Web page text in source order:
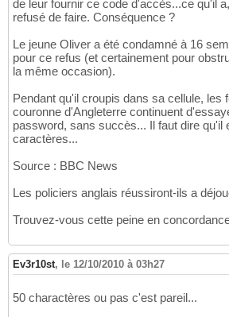
de leur fournir ce code d'accès...ce qu'il
refusé de faire. Conséquence ?
Le jeune Oliver a été condamné à 16
pour ce refus (et certainement pour
la même occasion).
Pendant qu'il croupis dans sa cellule, les
couronne d'Angleterre continuent
password, sans succès... Il faut dire qu'il
caractères...
Source : BBC News
Les policiers anglais réussiront-ils a
Trouvez-vous cette peine en
Ev3r10st, le 12/10/2010 à 03h27
50 charactères ou pas c'est pareil...